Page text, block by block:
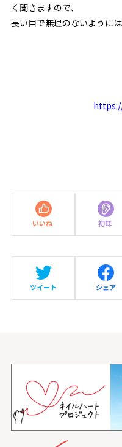
く聞きますので、
長い目で無理のないように
(社)日
いいね 初耳
ツイート シェア